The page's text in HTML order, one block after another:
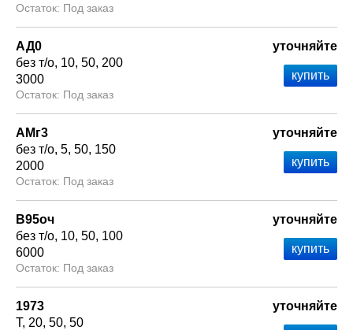
Под заказ
АД0
без т/о 10 50 200
3000
Под заказ
уточняйте
АМг3
без т/о 5 50 150
2000
Под заказ
уточняйте
В95оч
без т/о 10 50 100
6000
Под заказ
уточняйте
1973
Т 20 50 50
уточняйте